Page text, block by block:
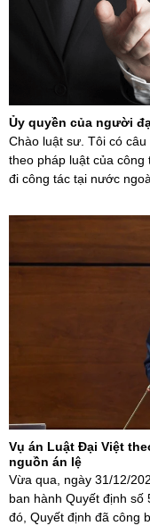
Ủy quyền của người
Chào luật sư. Tôi có
theo pháp luật của
đi công tác tại nước
Vụ án Luật Đại Việt
nguồn án lệ
Vừa qua, ngày 31/12/
ban hành Quyết định
đó, Quyết định đã công